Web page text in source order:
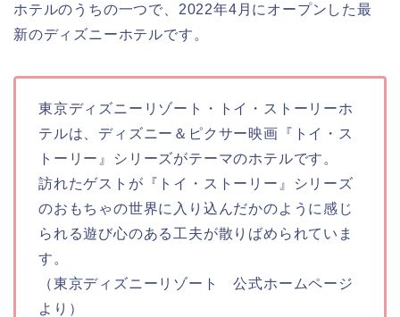
ホテルのうちの一つで、2022年4月にオープンした最
新のディズニーホテルです。
東京ディズニーリゾート・トイ・ストーリーホ
テルは、ディズニー＆ピクサー映画『トイ・ス
トーリー』シリーズがテーマのホテルです。
訪れたゲストが『トイ・ストーリー』シリーズ
のおもちゃの世界に入り込んだかのように感じ
られる遊び心のある工夫が散りばめられていま
す。
（東京ディズニーリゾート 公式ホームページ
より）